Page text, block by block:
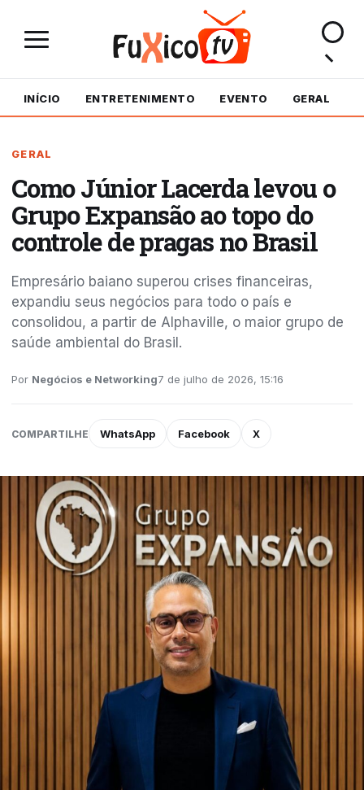
INÍCIO ENTRETENIMENTO EVENTO GERAL
GERAL
Como Júnior Lacerda levou o
Grupo Expansão ao topo do
controle de pragas no Brasil
Empresário baiano superou crises financeiras,
expandiu seus negócios para todo o país e
consolidou, a partir de Alphaville, o maior grupo de
saúde ambiental do Brasil.
Por Negócios e Networking7 de julho de 2026, 15:16
COMPARTILHE WhatsApp Facebook X